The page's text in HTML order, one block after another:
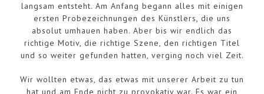
langsam entsteht. Am Anfang begann alles mit einigen
ersten Probezeichnungen des Künstlers, die uns
absolut umhauen haben. Aber bis wir endlich das
richtige Motiv, die richtige Szene, den richtigen Titel
und so weiter gefunden hatten, verging noch viel Zeit.
Wir wollten etwas, das etwas mit unserer Arbeit zu tun
hat und am Ende nicht zu provokativ war. Es war ein